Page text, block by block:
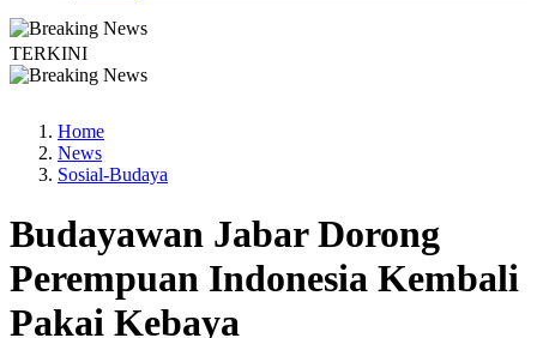
TERKINI
Home
News
Sosial-Budaya
Budayawan Jabar Dorong
Perempuan Indonesia Kembali
Pakai Kebaya